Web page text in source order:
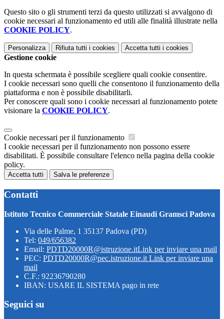
Questo sito o gli strumenti terzi da questo utilizzati si avvalgono di
cookie necessari al funzionamento ed utili alle finalità illustrate nella
COOKIE POLICY.
Personalizza Rifiuta tutti i cookies Accetta tutti i cookies
Gestione cookie
In questa schermata è possibile scegliere quali cookie consentire.
I cookie necessari sono quelli che consentono il funzionamento della
piattaforma e non è possibile disabilitarli.
Per conoscere quali sono i cookie necessari al funzionamento potete
visionare la COOKIE POLICY.
Cookie necessari per il funzionamento
I cookie necessari per il funzionamento non possono essere
disabilitati. È possibile consultare l'elenco nella pagina della cookie
policy.
Accetta tutti Salva le preferenze
Contatti
Istituto Tecnico Commerciale Statale Einaudi Gramsci Padova
Via delle Palme, 1 35137 Padova (PD)
Tel: 049/656382
Email: PDTD20000R@istruzione.itLink per inviare una mail
PEC: PDTD20000R@pec.istruzione.it Link per inviare una
mail
C.F.: 92236790280
IBAN: USARE IL SISTEMA pago in rete
Seguici su